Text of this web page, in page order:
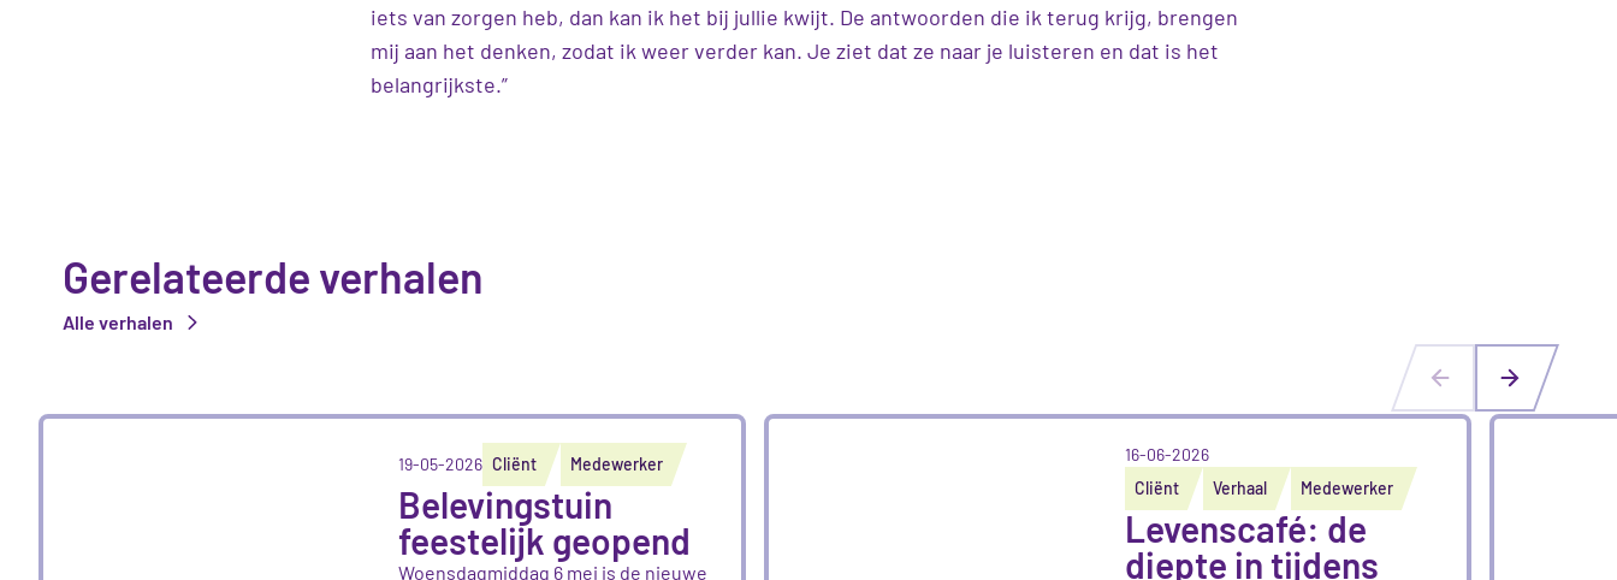
iets van zorgen heb, dan kan ik het bij jullie kwijt. De antwoorden die ik terug krijg, brengen
mij aan het denken, zodat ik weer verder kan. Je ziet dat ze naar je luisteren en dat is het
belangrijkste.”
Gerelateerde verhalen
Alle verhalen
Belevingstuin
feestelijk geopend
Woensdagmiddag 6 mei is de nieuwe
19-05-2026 Cliënt Medewerker
Levenscafé: de
diepte in tijdens
16-06-2026
Cliënt
Verhaal Medewerker